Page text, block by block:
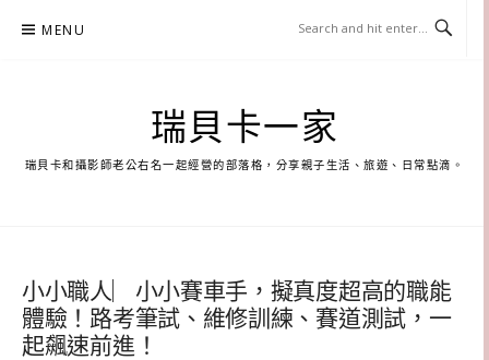
MENU
瑞貝卡一家
瑞貝卡和攝影師老公右名一起經營的部落格，分享親子生活、旅遊、日常點滴。
小小職人︳小小賽車手，擬真度超高的職能
體驗！路考筆試、維修訓練、賽道測試，一
起飆速前進！